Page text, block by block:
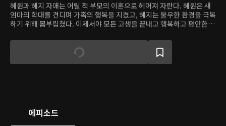
혜원과 혜지 자매는 어릴 적 부모의 이혼으로 헤어져 자란다. 혜원은 새
엄마의 학대를 견디며 가족의 행복을 지켰고, 혜지는 불우한 환경을 극복
하기 위해 몸부림쳤다. 이제서야 모든 고생을 끝내고 행복하고 평안한 생
은은 자신의 불행의 원인이 언니 혜원이라 생각하고 복수를 위해 언니의
에피소드